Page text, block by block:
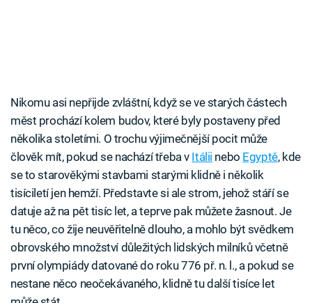
Nikomu asi nepřijde zvláštní, když se ve starých částech
měst prochází kolem budov, které byly postaveny před
několika stoletími. O trochu výjimečnější pocit může
člověk mít, pokud se nachází třeba v Itálii nebo Egyptě, kde
se to starověkými stavbami starými klidně i několik
tisíciletí jen hemží. Představte si ale strom, jehož stáří se
datuje až na pět tisíc let, a teprve pak můžete žasnout. Je
tu něco, co žije neuvěřitelně dlouho, a mohlo být svědkem
obrovského množství důležitých lidských milníků včetně
první olympiády datované do roku 776 př. n. l., a pokud se
nestane něco neočekávaného, klidně tu další tisíce let